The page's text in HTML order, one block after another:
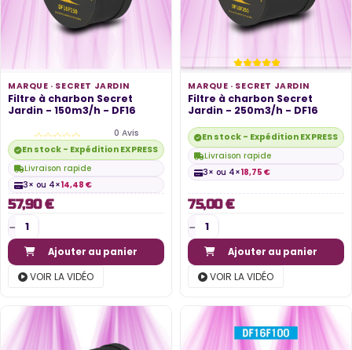
MARQUE · SECRET JARDIN
Filtre à charbon Secret
Jardin - 150m3/h - DF16
0 Avis
En stock - Expédition EXPRESS disponible
Livraison rapide
3× ou 4×14,48 €
57,90 €
Ajouter au panier
VOIR LA VIDÉO
MARQUE · SECRET JARDIN
Filtre à charbon Secret
Jardin - 250m3/h - DF16
En stock - Expédition EXPRESS
Livraison rapide
3× ou 4×18,75 €
75,00 €
Ajouter au panier
VOIR LA VIDÉO